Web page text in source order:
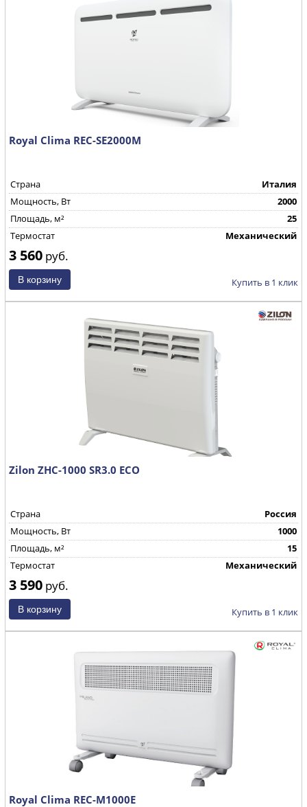
Royal Clima REC-SE2000M
Страна
Италия
Mощность, Вт
2000
Площадь, м²
25
Термостат
Механический
3 560 руб.
Купить в 1 клик
Zilon ZHC-1000 SR3.0 ECO
Страна
Россия
Mощность, Вт
1000
Площадь, м²
15
Термостат
Механический
3 590 руб.
Купить в 1 клик
Royal Clima REC-M1000Е